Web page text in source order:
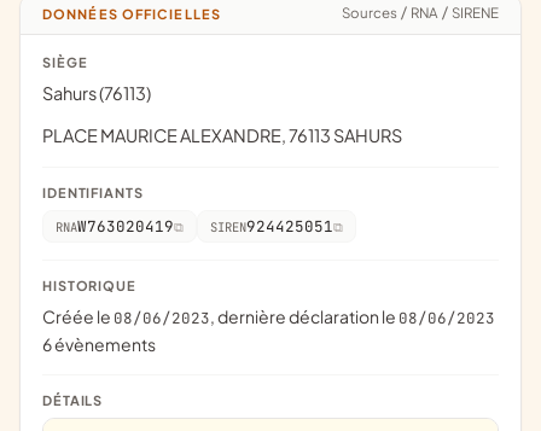
DONNÉES OFFICIELLES Sources / RNA / SIRENE
SIÈGE
Sahurs (76113)
PLACE MAURICE ALEXANDRE, 76113 SAHURS
IDENTIFIANTS
RNAW763020419 SIREN924425051
HISTORIQUE
Créée le 08/06/2023, dernière déclaration le 08/06/2023
6 évènements
DÉTAILS